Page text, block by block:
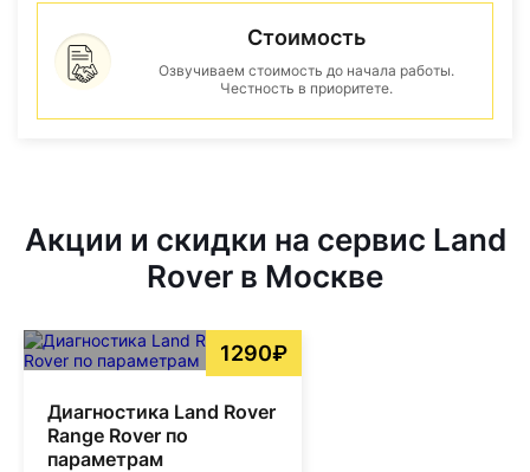
Стоимость
Озвучиваем стоимость до начала работы.
Честность в приоритете.
Акции и скидки на сервис Land
Rover в Москве
1290₽
Диагностика Land Rover
Range Rover по
параметрам